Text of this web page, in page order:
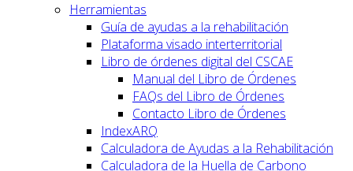
Herramientas
Guía de ayudas a la rehabilitación
Plataforma visado interterritorial
Libro de órdenes digital del CSCAE
Manual del Libro de Órdenes
FAQs del Libro de Órdenes
Contacto Libro de Órdenes
IndexARQ
Calculadora de Ayudas a la Rehabilitación
Calculadora de la Huella de Carbono